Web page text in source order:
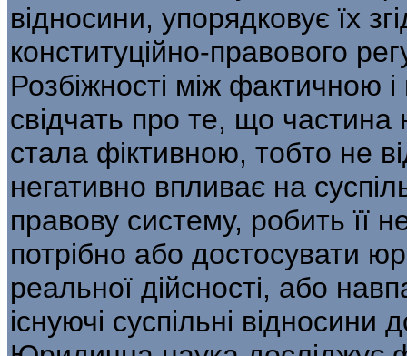
відносини, упорядковує їх
конституційно-правового
Розбіжності між фактичною
свідчать про те, що частина
стала фіктивною, тобто не
негативно впливає на
правову систему, робить її
потрібно або достосувати
реальної дійсності, або
існуючі суспільні відносини